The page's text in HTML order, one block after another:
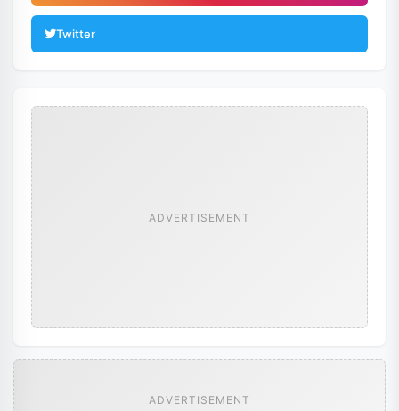
Twitter
ADVERTISEMENT
ADVERTISEMENT